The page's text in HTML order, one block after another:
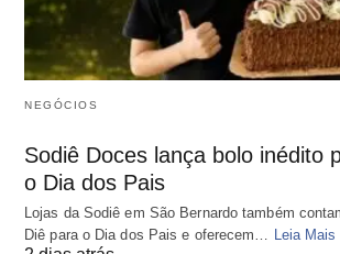
NEGÓCIOS
Sodiê Doces lança bolo inédito
o Dia dos Pais
Lojas da Sodiê em São Bernardo também
Diê para o Dia dos Pais e oferecem… Leia Mais